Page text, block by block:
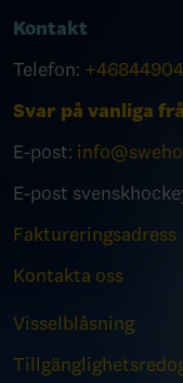
Kontakt
Telefon:
Svar på vanliga
E-post:
E-post
Faktureringsadress
Kontakta oss
Visselblåsning